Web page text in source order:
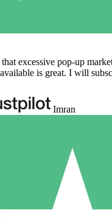
excessive pop-up
is great. I will
Imran